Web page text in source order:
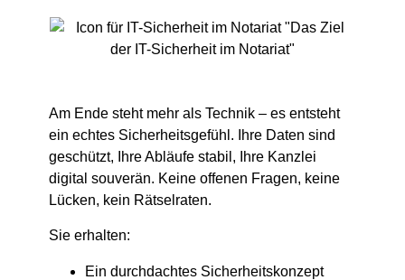
Am Ende steht mehr als Technik – es entsteht
ein echtes Sicherheitsgefühl. Ihre Daten sind
geschützt, Ihre Abläufe stabil, Ihre Kanzlei
digital souverän. Keine offenen Fragen, keine
Lücken, kein Rätselraten.
Sie erhalten:
Ein durchdachtes Sicherheitskonzept